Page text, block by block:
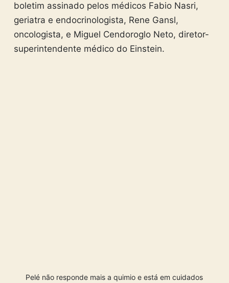
boletim assinado pelos médicos Fabio Nasri,
geriatra e endocrinologista, Rene Gansl,
oncologista, e Miguel Cendoroglo Neto, diretor-
superintendente médico do Einstein.
Pelé não responde mais a quimio e está em cuidados